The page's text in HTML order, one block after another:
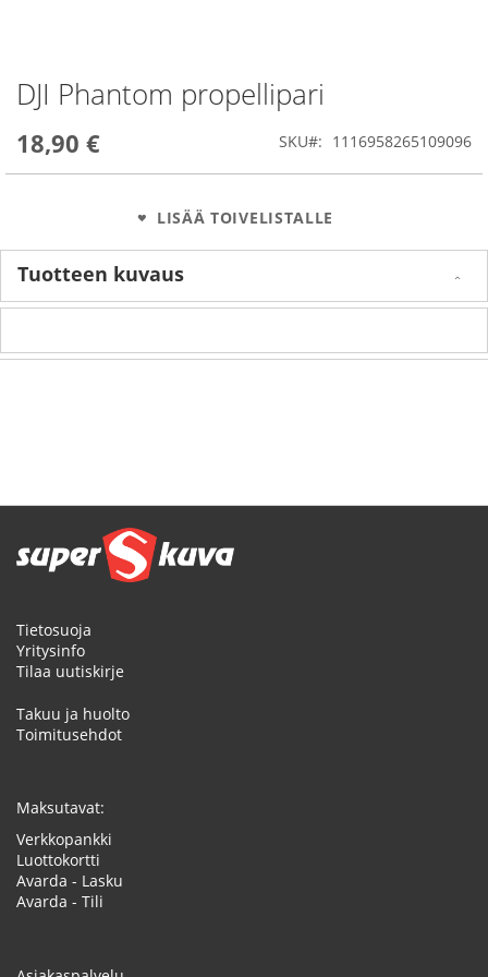
DJI Phantom propellipari
18,90 € SKU 1116958265109096
LISÄÄ TOIVELISTALLE
Skip
to
beginning
of
Tuotteen kuvaus
Tietosuoja
Yritysinfo
Tilaa uutiskirje
Takuu ja huolto
Toimitusehdot
Maksutavat:
Verkkopankki
Luottokortti
Avarda - Lasku
Avarda - Tili